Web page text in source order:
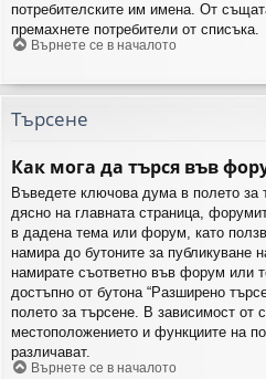
потребителските им имена. От
премахнете потребители от списъка.
Върнете се в началото
Търсене
Как мога да търся във
Въведете ключова дума в полето за
дясно на главната страница,
в дадена тема или форум, като
намира до бутоните за публикуване
намирате съответно във форум или
достъпно от бутона “Разширено
полето за търсене. В зависимост от
местоположението и функциите на
различават.
Върнете се в началото